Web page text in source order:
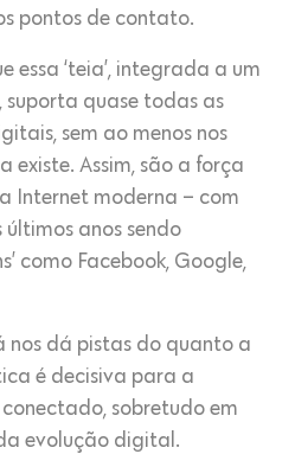
pontos de contato.
essa ‘teia’, integrada a um
suporta quase todas as
sem ao menos nos
existe. Assim, são a força
Internet moderna – com
anos sendo
como Facebook, Google,
nos dá pistas do quanto a
é decisiva para a
sobretudo em
evolução digital.